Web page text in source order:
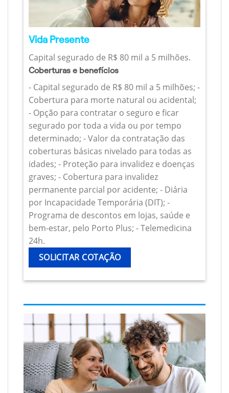
Vida Presente
Capital segurado de R$ 80 mil a 5 milhões.
Coberturas e benefícios
- Capital segurado de R$ 80 mil a 5 milhões; -
Cobertura para morte natural ou acidental;
- Opção para contratar o seguro e ficar
segurado por toda a vida ou por tempo
determinado; - Valor da contratação das
coberturas básicas nivelado para todas as
idades; - Proteção para invalidez e doenças
graves; - Cobertura para invalidez
permanente parcial por acidente; - Diária
por Incapacidade Temporária (DIT); -
Programa de descontos em lojas, saúde e
bem-estar, pelo Porto Plus; - Telemedicina
24h.
SOLICITAR COTAÇÃO